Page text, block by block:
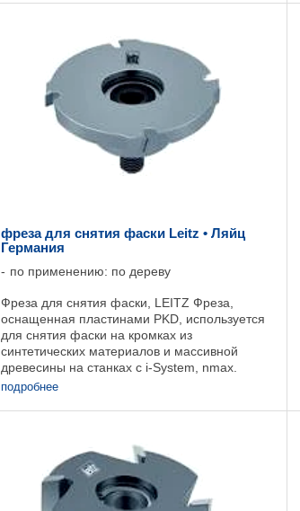
фреза для снятия фаски Leitz • Ляйц
Германия
по применению: по дереву
Фреза для снятия фаски, LEITZ Фреза,
оснащенная пластинами PKD, используется
для снятия фаски на кромках из
синтетических материалов и массивной
древесины на станках с i-System, nmax.
12.000 ...
подробнее